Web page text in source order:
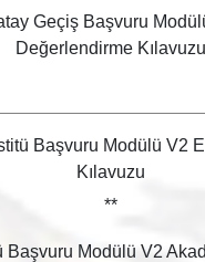
Geçiş Başvuru
Değerlendirme Kılavuzu
Başvuru Modülü V2
Kılavuzu
**
Başvuru Modülü V2